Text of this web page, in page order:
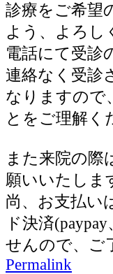
診療をご希望
よう、よろし
電話にて受診
連絡なく受診
なりますので
とをご理解く
また来院の際
願いいたしま
尚、お支払い
ド決済
せんので、ご
Permalink